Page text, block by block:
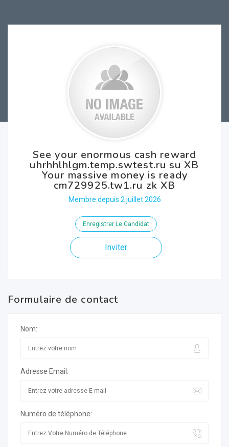
See your enormous cash reward
uhrhhlhlgm.temp.swtest.ru su XB
Your massive money is ready
cm729925.tw1.ru zk XB
Membre depuis 2 juillet 2026
Enregistrer Le Candidat
Inviter
Formulaire de contact
Nom:
Adresse Email:
Numéro de téléphone: